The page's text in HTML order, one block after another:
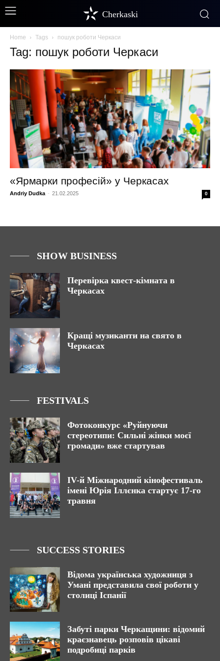
Cherkaski
Home Tags пошук роботи Черкаси
Tag: пошук роботи Черкаси
«Ярмарки професій» у Черкасах
Andriy Dudka - 21.02.2025 0
SHOW BUSINESS
Перевірка квест-кімната в
Черкасах
Кращі музиканти на свято в
Черкасах
FESTIVALS
Фотоконкурс «Руйнуючи
стереотипи: Сильні жінки моєї
громади» вже стартував
ІV-й Міжнародний кінофестиваль
імені Юрія Іллєнка стартує 17-го
травня
SUCCESS STORIES
Відома українська художниця з
Умані представила свої роботи у
столиці Іспанії
Забуті парки Черкащини: відомий
краєзнавець розповів цікаві
подробиці парків